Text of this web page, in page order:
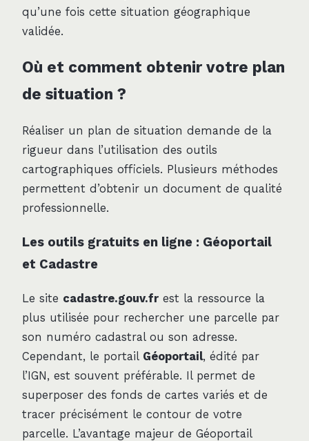
qu’une fois cette situation géographique
validée.
Où et comment obtenir votre plan
de situation ?
Réaliser un plan de situation demande de la
rigueur dans l’utilisation des outils
cartographiques officiels. Plusieurs méthodes
permettent d’obtenir un document de qualité
professionnelle.
Les outils gratuits en ligne : Géoportail
et Cadastre
Le site cadastre.gouv.fr est la ressource la
plus utilisée pour rechercher une parcelle par
son numéro cadastral ou son adresse.
Cependant, le portail Géoportail, édité par
l’IGN, est souvent préférable. Il permet de
superposer des fonds de cartes variés et de
tracer précisément le contour de votre
parcelle. L’avantage majeur de Géoportail